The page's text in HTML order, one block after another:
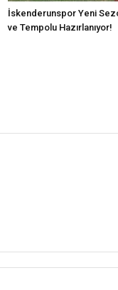
İskenderunspor Yeni
ve Tempolu Hazırlanıyor!